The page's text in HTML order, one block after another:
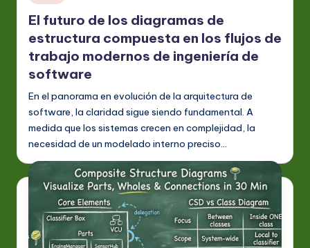
en
El futuro de los diagramas de
estructura compuesta en los flujos de
trabajo modernos de ingeniería de
software
En el panorama en evolución de la arquitectura de
software, la claridad sigue siendo fundamental. A
medida que los sistemas crecen en complejidad, la
necesidad de un modelado interno preciso…